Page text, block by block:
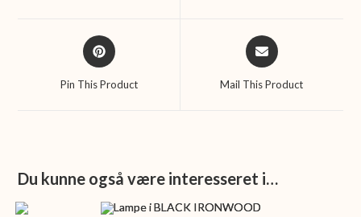
Opens
in
Pin This Product
Opens
in
Mail This Product
Du kunne også være interesseret i…